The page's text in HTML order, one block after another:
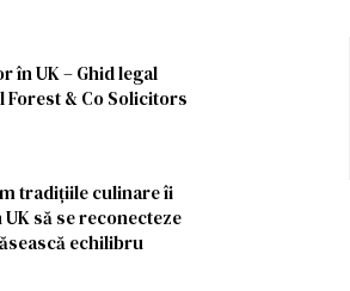
în UK – Ghid legal
& Co Solicitors
tradițiile culinare îi
să se reconecteze
echilibru